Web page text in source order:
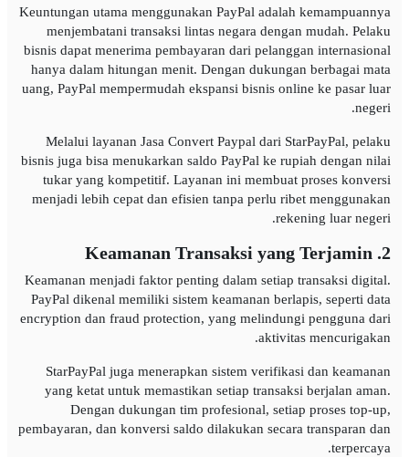
Keuntungan utama menggunakan PayPal adalah kemampuannya
menjembatani transaksi lintas negara dengan mudah. Pelaku
bisnis dapat menerima pembayaran dari pelanggan internasional
hanya dalam hitungan menit. Dengan dukungan berbagai mata
uang, PayPal mempermudah ekspansi bisnis online ke pasar luar
negeri.
Melalui layanan Jasa Convert Paypal dari StarPayPal, pelaku
bisnis juga bisa menukarkan saldo PayPal ke rupiah dengan nilai
tukar yang kompetitif. Layanan ini membuat proses konversi
menjadi lebih cepat dan efisien tanpa perlu ribet menggunakan
rekening luar negeri.
2. Keamanan Transaksi yang Terjamin
Keamanan menjadi faktor penting dalam setiap transaksi digital.
PayPal dikenal memiliki sistem keamanan berlapis, seperti data
encryption dan fraud protection, yang melindungi pengguna dari
aktivitas mencurigakan.
StarPayPal juga menerapkan sistem verifikasi dan keamanan
yang ketat untuk memastikan setiap transaksi berjalan aman.
Dengan dukungan tim profesional, setiap proses top-up,
pembayaran, dan konversi saldo dilakukan secara transparan dan
terpercaya.